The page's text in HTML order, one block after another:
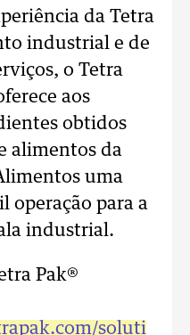
da Tetra
industrial e de
o Tetra
aos
obtidos
alimentos da
uma
operação para a
industrial.
Pak®
soluti